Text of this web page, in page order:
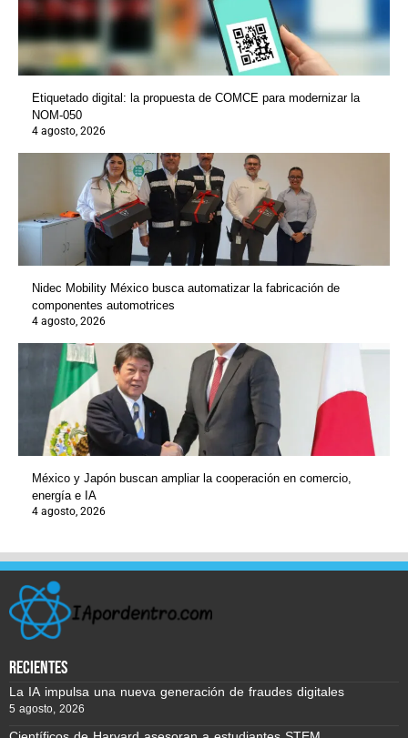
Etiquetado digital: la propuesta de COMCE para modernizar la
NOM-050
4 agosto, 2026
Nidec Mobility México busca automatizar la fabricación de
componentes automotrices
4 agosto, 2026
México y Japón buscan ampliar la cooperación en comercio,
energía e IA
4 agosto, 2026
recientes
La IA impulsa una nueva generación de fraudes digitales
5 agosto, 2026